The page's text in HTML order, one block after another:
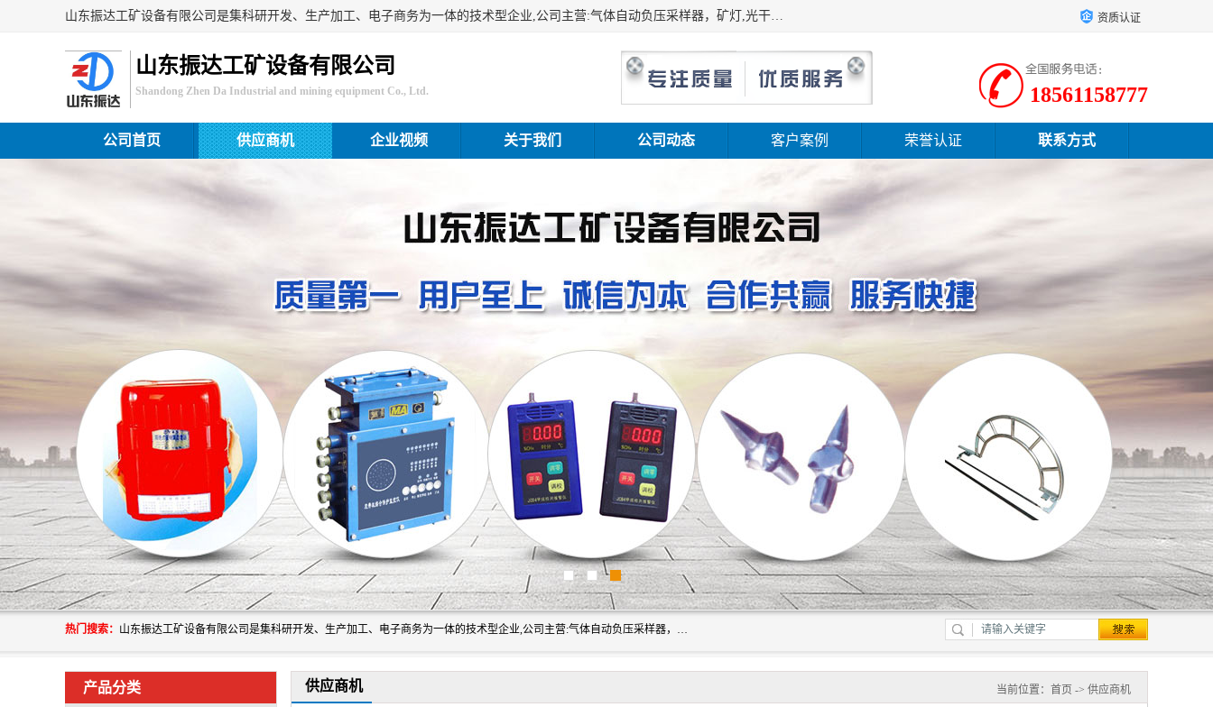
山东振达工矿设备有限公司是集科研开发、生产加工、电子商务为一体的技术型企业,公司主营:气体自动负压采样器，矿灯,光干涉甲烷测定器及其校验仪,甲烷报警仪及其校验装置,甲烷传感器校验装置,粉尘校验装置,煤尘爆炸校验装置,高压水表,三点测径规,圆型规,钢规磨耗仪,第四种检查器,内距尺,轮径尺,样板等铁路配件仪表,矿用设备等产品. 资质认证
山东振达工矿设备有限公司
Shandong Zhen Da Industrial and mining equipment Co., Ltd. 18561158777
公司首页 供应商机 企业视频 关于我们 公司动态 客户案例 荣誉认证 联系方式
热门搜索： 山东振达工矿设备有限公司是集科研开发、生产加工、电子商务为一体的技术型企业,公司主营:气体自动负压采样器，矿灯,光干涉甲烷测定器及其校验仪,甲烷报警仪及其校验装置,甲烷传感器校验装置,粉尘校验装置,煤尘爆炸校验装置,高压水表,三点测径规,圆型规,钢规磨耗仪,第四种检查器,内距尺,轮径尺,样板等铁路配件仪表,矿用设备等产品.
产品分类 供应商机 当前位置： 首页 -> 供应商机